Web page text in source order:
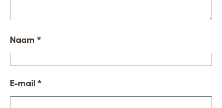
Naam *
E-mail *